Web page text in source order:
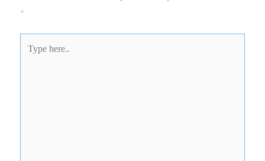
*
here..